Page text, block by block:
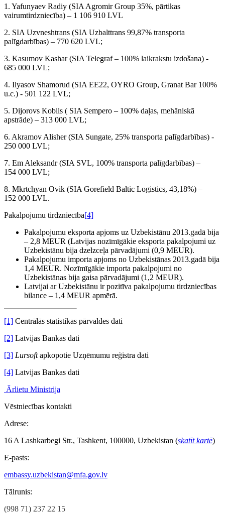
1. Yafunyaev Radiy (SIA Agromir Group 35%, pārtikas
vairumtirdzniecība) – 1 106 910 LVL
2. SIA Uzvneshtrans (SIA Uzbalttrans 99,87% transporta
palīgdarbības) – 770 620 LVL;
3. Kasumov Kashar (SIA Telegraf – 100% laikrakstu izdošana) -
685 000 LVL;
4. Ilyasov Shamorud (SIA EE22, OYRO Group, Granat Bar 100%
u.c.) - 501 122 LVL;
5. Dijorovs Kobils ( SIA Sempero – 100% daļas, mehāniskā
apstrāde) – 313 000 LVL;
6. Akramov Alisher (SIA Sungate, 25% transporta palīgdarbības) -
250 000 LVL;
7. Em Aleksandr (SIA SVL, 100% transporta palīgdarbības) –
154 000 LVL;
8. Mkrtchyan Ovik (SIA Gorefield Baltic Logistics, 43,18%) –
152 000 LVL.
Pakalpojumu tirdzniecība[4]
Pakalpojumu eksporta apjoms uz Uzbekistānu 2013.gadā bija
– 2,8 MEUR (Latvijas nozīmīgākie eksporta pakalpojumi uz
Uzbekistānu bija dzelzceļa pārvadājumi (0,9 MEUR).
Pakalpojumu importa apjoms no Uzbekistānas 2013.gadā bija
1,4 MEUR. Nozīmīgākie importa pakalpojumi no
Uzbekistānas bija gaisa pārvadājumi (1,2 MEUR).
Latvijai ar Uzbekistānu ir pozitīva pakalpojumu tirdzniecības
bilance – 1,4 MEUR apmērā.
[1] Centrālās statistikas pārvaldes dati
[2] Latvijas Bankas dati
[3] Lursoftapkopotie Uzņēmumu reģistra dati
[4] Latvijas Bankas dati
Ārlietu Ministrija
Vēstniecības kontakti
Adrese:
16 A Lashkarbegi Str., Tashkent, 100000, Uzbekistan (skatīt kartē)
E-pasts:
embassy.uzbekistan@mfa.gov.lv
Tālrunis:
(998 71) 237 22 15